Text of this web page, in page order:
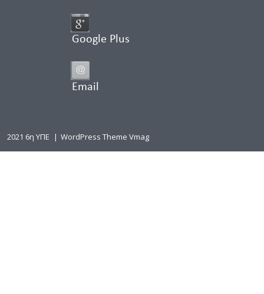
Google Plus
Email
2021 6η ΥΠΕ | WordPress Theme Vmag